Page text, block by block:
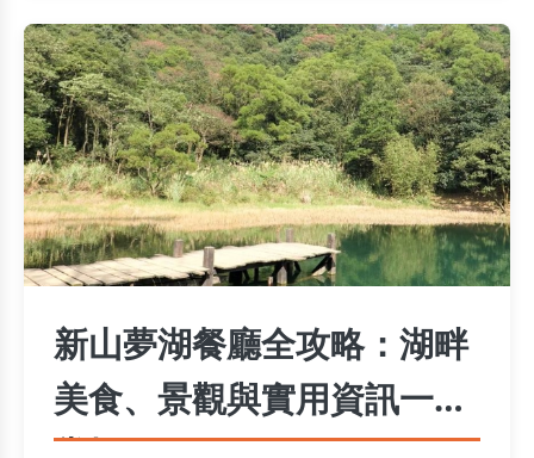
新山夢湖餐廳全攻略：湖畔
美食、景觀與實用資訊一次